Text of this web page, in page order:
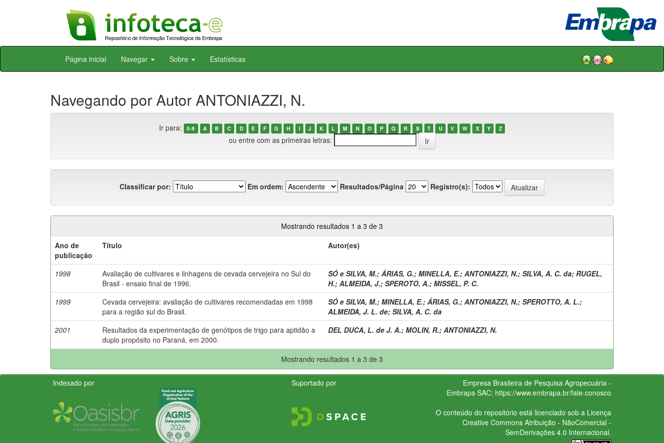
Skip
Página inicial Navegar Sobre Estatísticas
Navegando por Autor ANTONIAZZI, N.
Ir para: 0-9 A B C D E F G H I J K L M N O P Q R S T U V W X Y Z
ou entre com as primeiras letras:
Classificar por: Em ordem: Resultados/Página Registro(s):
Mostrando resultados 1 a 3 de 3
Ano de
publicação
Título Autor(es)
1998
Avaliação de cultivares e linhagens de cevada cervejeira no Sul do
Brasil - ensaio final de 1996.
SÓ e SILVA, M.; ÁRIAS, G.; MINELLA, E.; ANTONIAZZI, N.; SILVA, A. C. da; RUGEL,
H.; ALMEIDA, J.; SPEROTO, A.; MISSEL, P. C.
1999
Cevada cervejeira: avaliação de cultivares recomendadas em 1998
para a região sul do Brasil.
SÓ e SILVA, M.; MINELLA, E.; ÁRIAS, G.; ANTONIAZZI, N.; SPEROTTO, A. L.;
ALMEIDA, J. L. de; SILVA, A. C. da
2001
Resultados da experimentação de genótipos de trigo para aptidão a
duplo propósito no Paraná, em 2000.
DEL DUCA, L. de J. A.; MOLIN, R.; ANTONIAZZI, N.
Mostrando resultados 1 a 3 de 3
Indexado por Suportado por
Empresa Brasileira de Pesquisa Agropecuária -
Embrapa SAC: https://www.embrapa.br/fale-conosco
O conteúdo do repositório está licenciado sob a Licença
Creative CommonsAtribuição - NãoComercial -
SemDerivações 4.0 Internacional.